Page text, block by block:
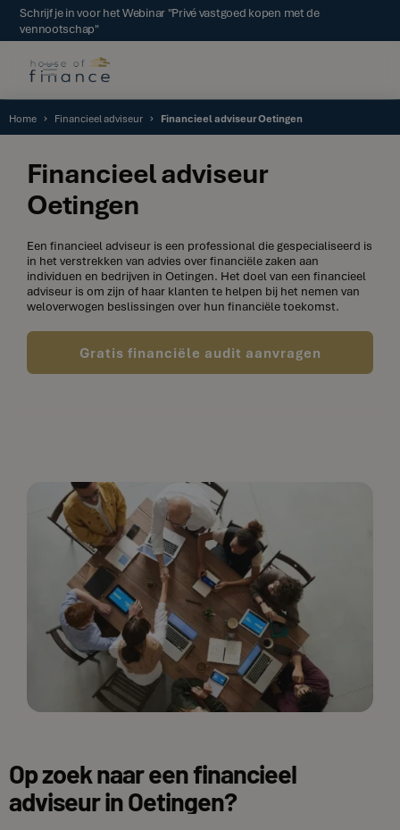
Schrijf je in voor het Webinar "Privé vastgoed kopen met de
vennootschap"
Home Financieel adviseur Financieel adviseur Oetingen
Financieel adviseur
Oetingen
Een financieel adviseur is een professional die gespecialiseerd is
in het verstrekken van advies over financiële zaken aan
individuen en bedrijven in Oetingen. Het doel van een financieel
adviseur is om zijn of haar klanten te helpen bij het nemen van
weloverwogen beslissingen over hun financiële toekomst.
Gratis financiële audit aanvragen
Op zoek naar een financieel
adviseur in Oetingen?